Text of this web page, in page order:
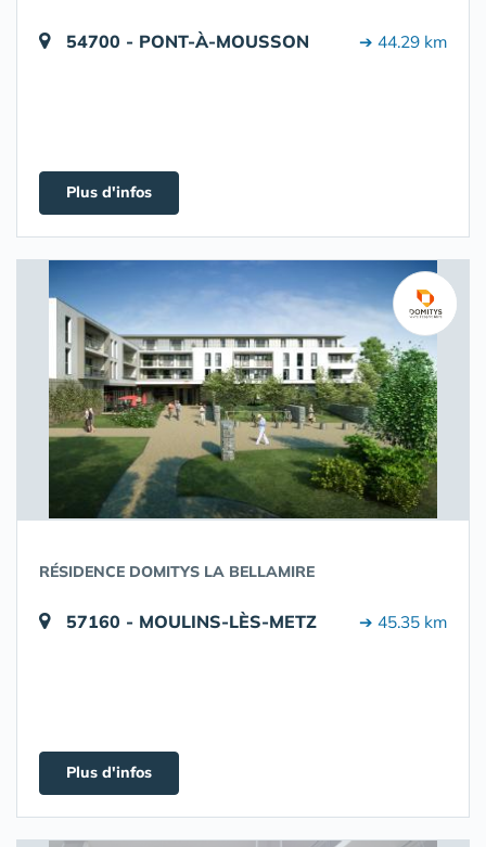
54700 - PONT-À-MOUSSON ➔ 44.29 km
Plus d'infos
RÉSIDENCE DOMITYS LA BELLAMIRE
57160 - MOULINS-LÈS-METZ ➔ 45.35 km
Plus d'infos